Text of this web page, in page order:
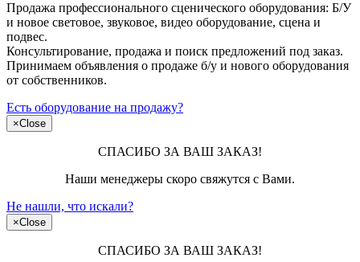
Продажа профессионального сценического оборудования: Б/У
и новое световое, звуковое, видео оборудование, сцена и
подвес.
Консультирование, продажа и поиск предложений под заказ.
Принимаем объявления о продаже б/у и нового оборудования
от собственников.
Есть оборудование на продажу?
×Close
СПАСИБО ЗА ВАШ ЗАКАЗ!
Наши менеджеры скоро свяжутся с Вами.
Не нашли, что искали?
×Close
СПАСИБО ЗА ВАШ ЗАКАЗ!